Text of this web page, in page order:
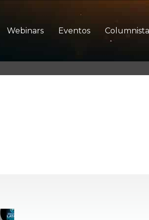
Webinars Eventos